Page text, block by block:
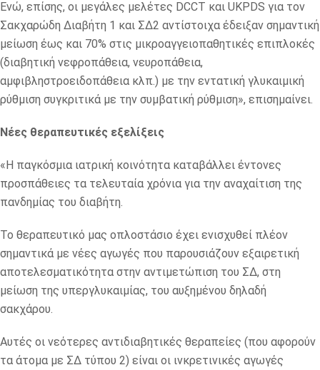
Ενώ, επίσης, οι μεγάλες μελέτες DCCT και UKPDS για τον
Σακχαρώδη Διαβήτη 1 και ΣΔ2 αντίστοιχα έδειξαν σημαντική
μείωση έως και 70% στις μικροαγγειοπαθητικές επιπλοκές
(διαβητική νεφροπάθεια, νευροπάθεια,
αμφιβληστροειδοπάθεια κλπ.) με την εντατική γλυκαιμική
ρύθμιση συγκριτικά με την συμβατική ρύθμιση», επισημαίνει.
Νέες θεραπευτικές εξελίξεις
«Η παγκόσμια ιατρική κοινότητα καταβάλλει έντονες
προσπάθειες τα τελευταία χρόνια για την αναχαίτιση της
πανδημίας του διαβήτη.
Το θεραπευτικό μας οπλοστάσιο έχει ενισχυθεί πλέον
σημαντικά με νέες αγωγές που παρουσιάζουν εξαιρετική
αποτελεσματικότητα στην αντιμετώπιση του ΣΔ, στη
μείωση της υπεργλυκαιμίας, του αυξημένου δηλαδή
σακχάρου.
Αυτές οι νεότερες αντιδιαβητικές θεραπείες (που αφορούν
τα άτομα με ΣΔ τύπου 2) είναι οι ινκρετινικές αγωγές